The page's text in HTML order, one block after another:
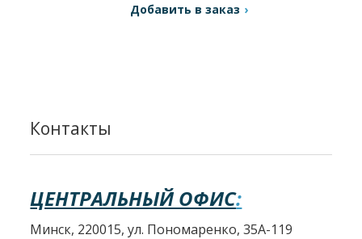
Добавить в заказ
Контакты
ЦЕНТРАЛЬНЫЙ ОФИС:
Минск, 220015, ул. Пономаренко, 35А-119